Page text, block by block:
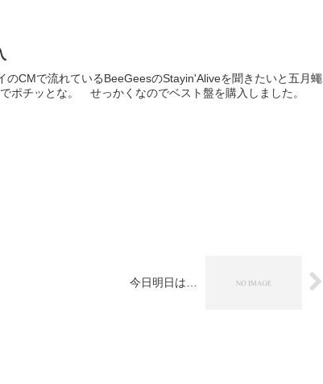
のCMで流れているBeeGeesのStayin'Aliveを聞きたいと五月蠅
ポチッとな。 せっかくなのでベスト盤を購入しました。
今日明日は…